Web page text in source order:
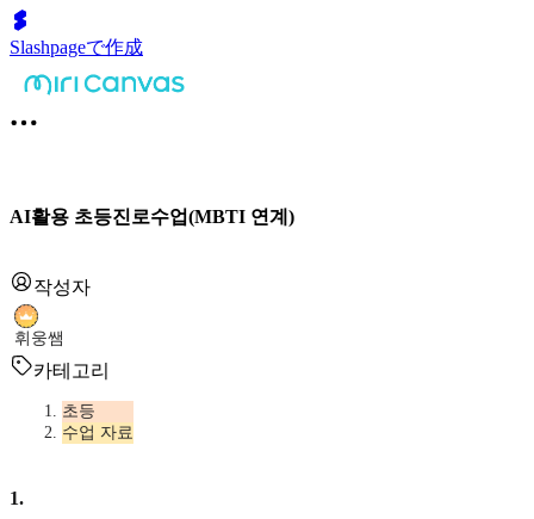
Slashpageで作成
AI활용 초등진로수업(MBTI 연계)
작성자
휘웅쌤
카테고리
초등
수업 자료
1.